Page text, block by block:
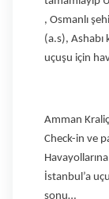
, Osmanlı
(a.s),
uçuşu için
Amman
Check-in ve
İstanbul’a
sonu…